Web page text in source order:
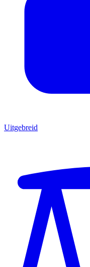
Uitgebreid